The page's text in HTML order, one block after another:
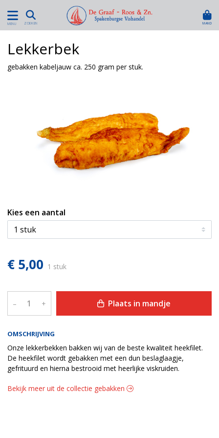
MENU ZOEKEN MAND
OMSCHRIJVING
Onze lekkerbekken bakken wij van de beste kwaliteit heekfilet.
De heekfilet wordt gebakken met een dun beslaglaagje,
gefrituurd en hierna bestrooid met heerlijke viskruiden.
Lekkerbek
gebakken kabeljauw ca. 250 gram per stuk.
Kies een aantal
€ 5,00 1 stuk
– + Plaats in mandje
Bekijk meer uit de collectie gebakken